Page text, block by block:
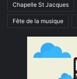
Chapelle St Jacques
Fête de la musique